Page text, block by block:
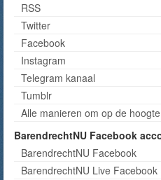
RSS
Twitter
Facebook
Instagram
Telegram kanaal
Tumblr
Alle manieren om op de
BarendrechtNU Facebook
BarendrechtNU Facebook
BarendrechtNU Live Facebook